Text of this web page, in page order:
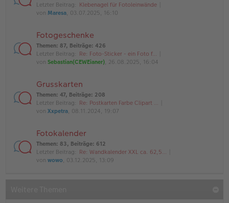
Letzter Beitrag: Klebenagel für Fotoleinwände
von Maresa, 03.07.2025, 16:10
Fotogeschenke
Themen: 87, Beiträge: 426
Letzter Beitrag: Re: Foto-Sticker - ein Foto f…
von Sebastian(CEWEianer), 26.08.2025, 16:04
Grusskarten
Themen: 47, Beiträge: 208
Letzter Beitrag: Re: Postkarten Farbe Clipart …
von Xxpetra, 08.11.2024, 19:07
Fotokalender
Themen: 83, Beiträge: 612
Letzter Beitrag: Re: Wandkalender XXL ca. 62,5…
von wowo, 03.12.2025, 13:09